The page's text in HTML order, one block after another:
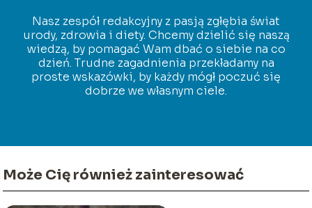
Nasz zespół redakcyjny z pasją zgłębia świat
urody, zdrowia i diety. Chcemy dzielić się naszą
wiedzą, by pomagać Wam dbać o siebie na co
dzień. Trudne zagadnienia przekładamy na
proste wskazówki, by każdy mógł poczuć się
dobrze we własnym ciele.
Może Cię również zainteresować